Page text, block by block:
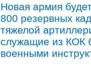
Новая армия
800 резервных
тяжелой
служащие из КОК
военными